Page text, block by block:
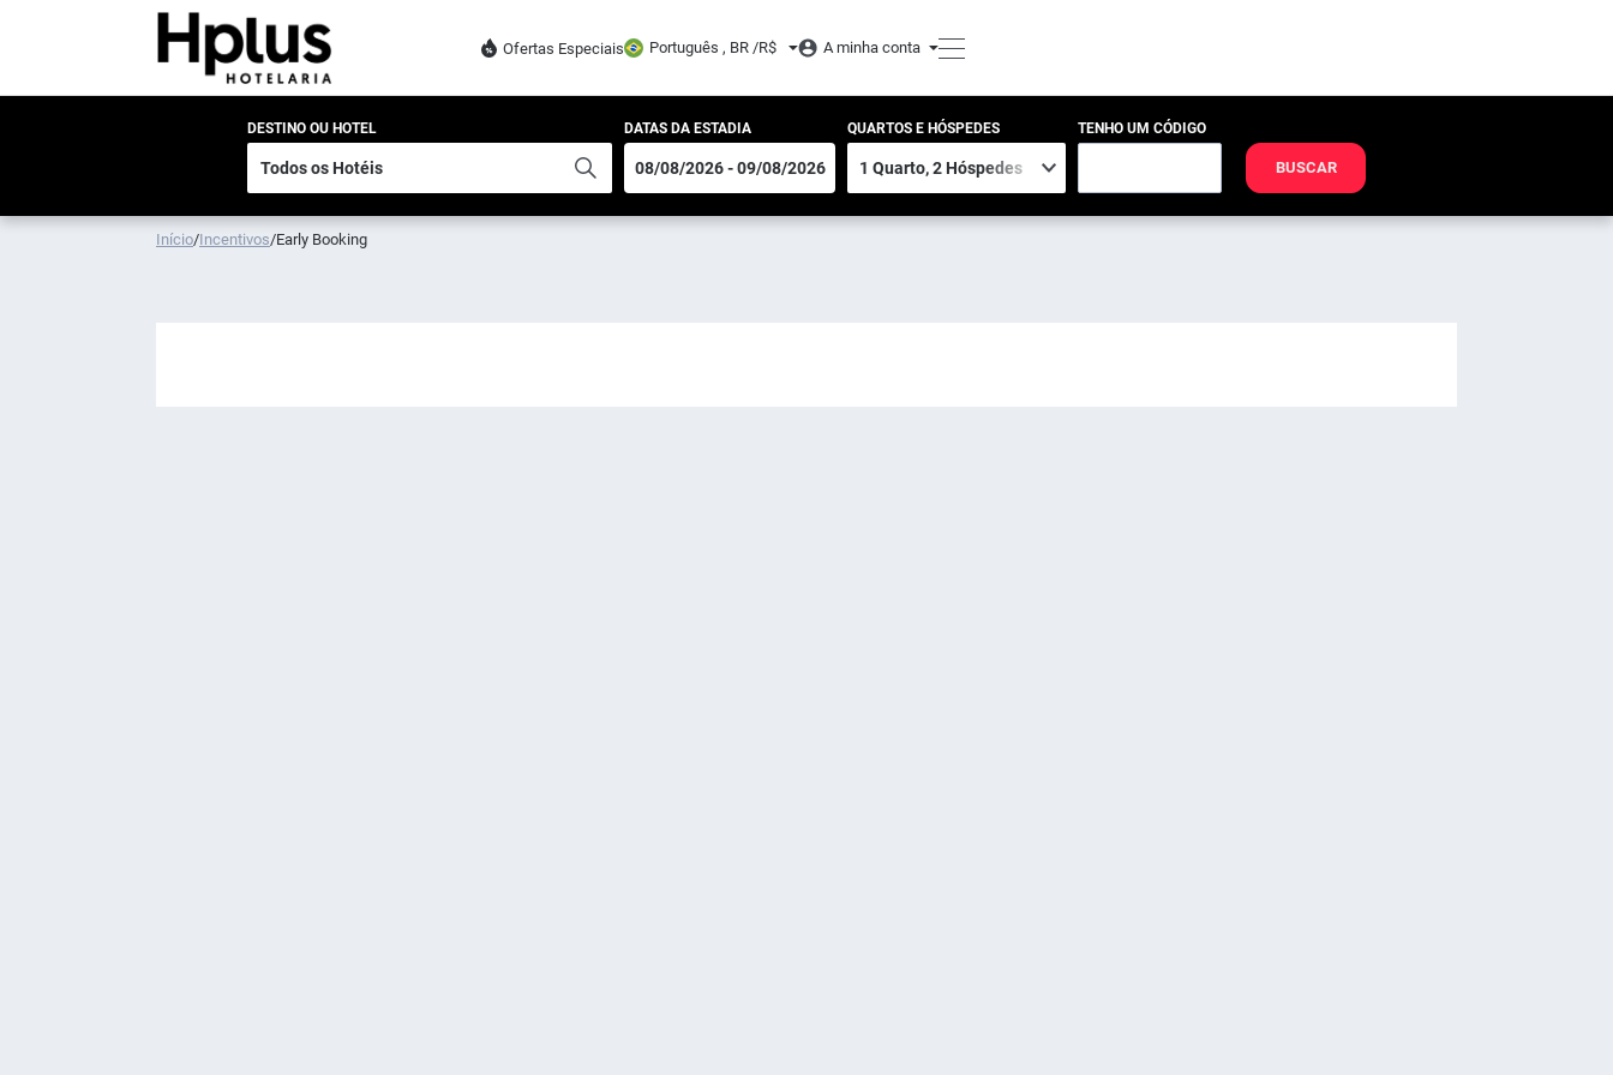
Ofertas Especiais Português , BR /R$ A minha conta
DESTINO OU HOTEL DATAS DA ESTADIA QUARTOS E HÓSPEDES TENHO UM CÓDIGO
BUSCAR
Início/Incentivos/Early Booking